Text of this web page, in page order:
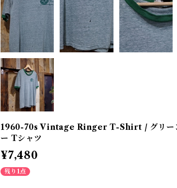
1960-70s Vintage Ringer T-Shirt / グリーン
ー Tシャツ
¥7,480
残り1点